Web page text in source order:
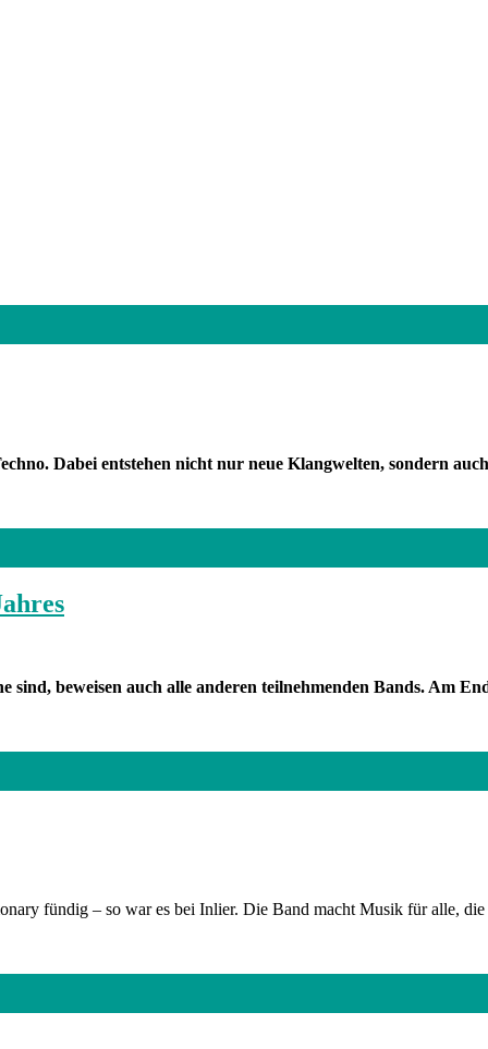
Dabei entstehen nicht nur neue Klangwelten, sondern
beweisen auch alle anderen teilnehmenden Bands. Am
fündig – so war es bei Inlier. Die Band macht Musik für alle,